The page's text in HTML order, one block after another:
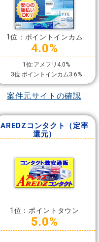
1位：ポイントインカム
4.0%
1位:アメフリ4.0%
3位:ポイントインカム3.6%
案件元サイトの確認
AREDZコンタクト（定率
還元）
1位：ポイントタウン
5.0%